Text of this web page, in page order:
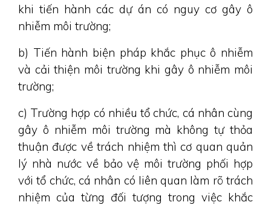
khi tiến hành các dự án có nguy cơ gây ô
nhiễm môi trường;
b) Tiến hành biện pháp khắc phục ô nhiễm
và cải thiện môi trường khi gây ô nhiễm môi
trường;
c) Trường hợp có nhiều tổ chức, cá nhân cùng
gây ô nhiễm môi trường mà không tự thỏa
thuận được về trách nhiệm thì cơ quan quản
lý nhà nước về bảo vệ môi trường phối hợp
với tổ chức, cá nhân có liên quan làm rõ trách
nhiệm của từng đối tượng trong việc khắc